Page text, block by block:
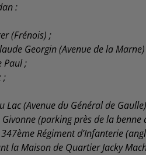
:
(Frénois) ;
Georgin (Avenue de la
Paul ;
;
Lac (Avenue du Général de
(parking près de la
Régiment d’Infanterie
la Maison de Quartier Jacky